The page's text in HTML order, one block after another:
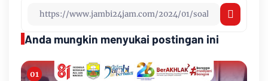
Anda mungkin menyukai postingan ini